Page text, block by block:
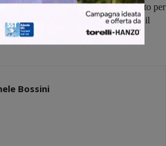
fare a meno di Baccini (appiedato per
ed è ballottaggio fra Luparini e il
da titolare.
Bossini